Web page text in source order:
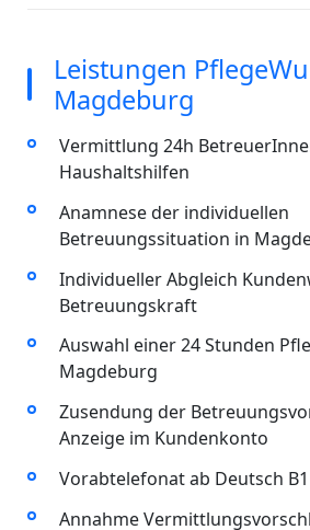
Leistungen
Magdeburg
Vermittlung 24h
Haushaltshilfen
Anamnese der individuellen
Betreuungssituation in
Individueller Abgleich
Betreuungskraft
Auswahl einer 24 Stunden
Magdeburg
Zusendung der
Anzeige im Kundenkonto
Vorabtelefonat ab Deutsch
Annahme